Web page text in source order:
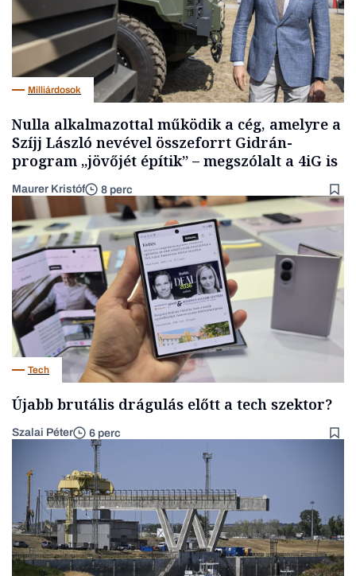
Milliárdosok
Nulla alkalmazottal működik a cég, amelyre a
Szíjj László nevével összeforrt Gidrán-
program „jövőjét építik” – megszólalt a 4iG is
Maurer Kristóf 8 perc
Tech
Újabb brutális drágulás előtt a tech szektor?
Szalai Péter 6 perc